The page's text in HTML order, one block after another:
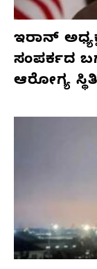
ಇರಾನ್
ಸಂಪರ್ಕದ
ಆರೋಗ್ಯ